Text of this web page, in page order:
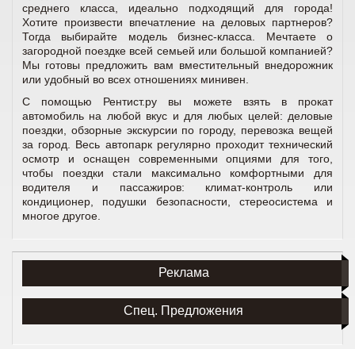
среднего класса, идеально подходящий для города!
Хотите произвести впечатление на деловых партнеров?
Тогда выбирайте модель бизнес-класса. Мечтаете о
загородной поездке всей семьей или большой компанией?
Мы готовы предложить вам вместительный внедорожник
или удобный во всех отношениях минивен.
С помощью Рентист.ру вы можете взять в прокат
автомобиль на любой вкус и для любых целей: деловые
поездки, обзорные экскурсии по городу, перевозка вещей
за город. Весь автопарк регулярно проходит технический
осмотр и оснащен современными опциями для того,
чтобы поездки стали максимально комфортными для
водителя и пассажиров: климат-контроль или
кондиционер, подушки безопасности, стереосистема и
многое другое.
Реклама
Спец. Предложения